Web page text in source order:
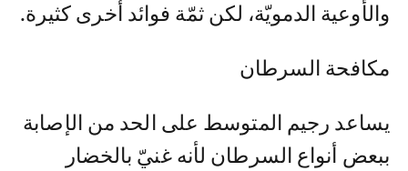
والأوعية الدمويّة، لكن ثمّة فوائد أخرى كثيرة.
مكافحة السرطان
يساعد رجيم المتوسط على الحد من الإصابة
ببعض أنواع السرطان لأنه غنيّ بالخضار